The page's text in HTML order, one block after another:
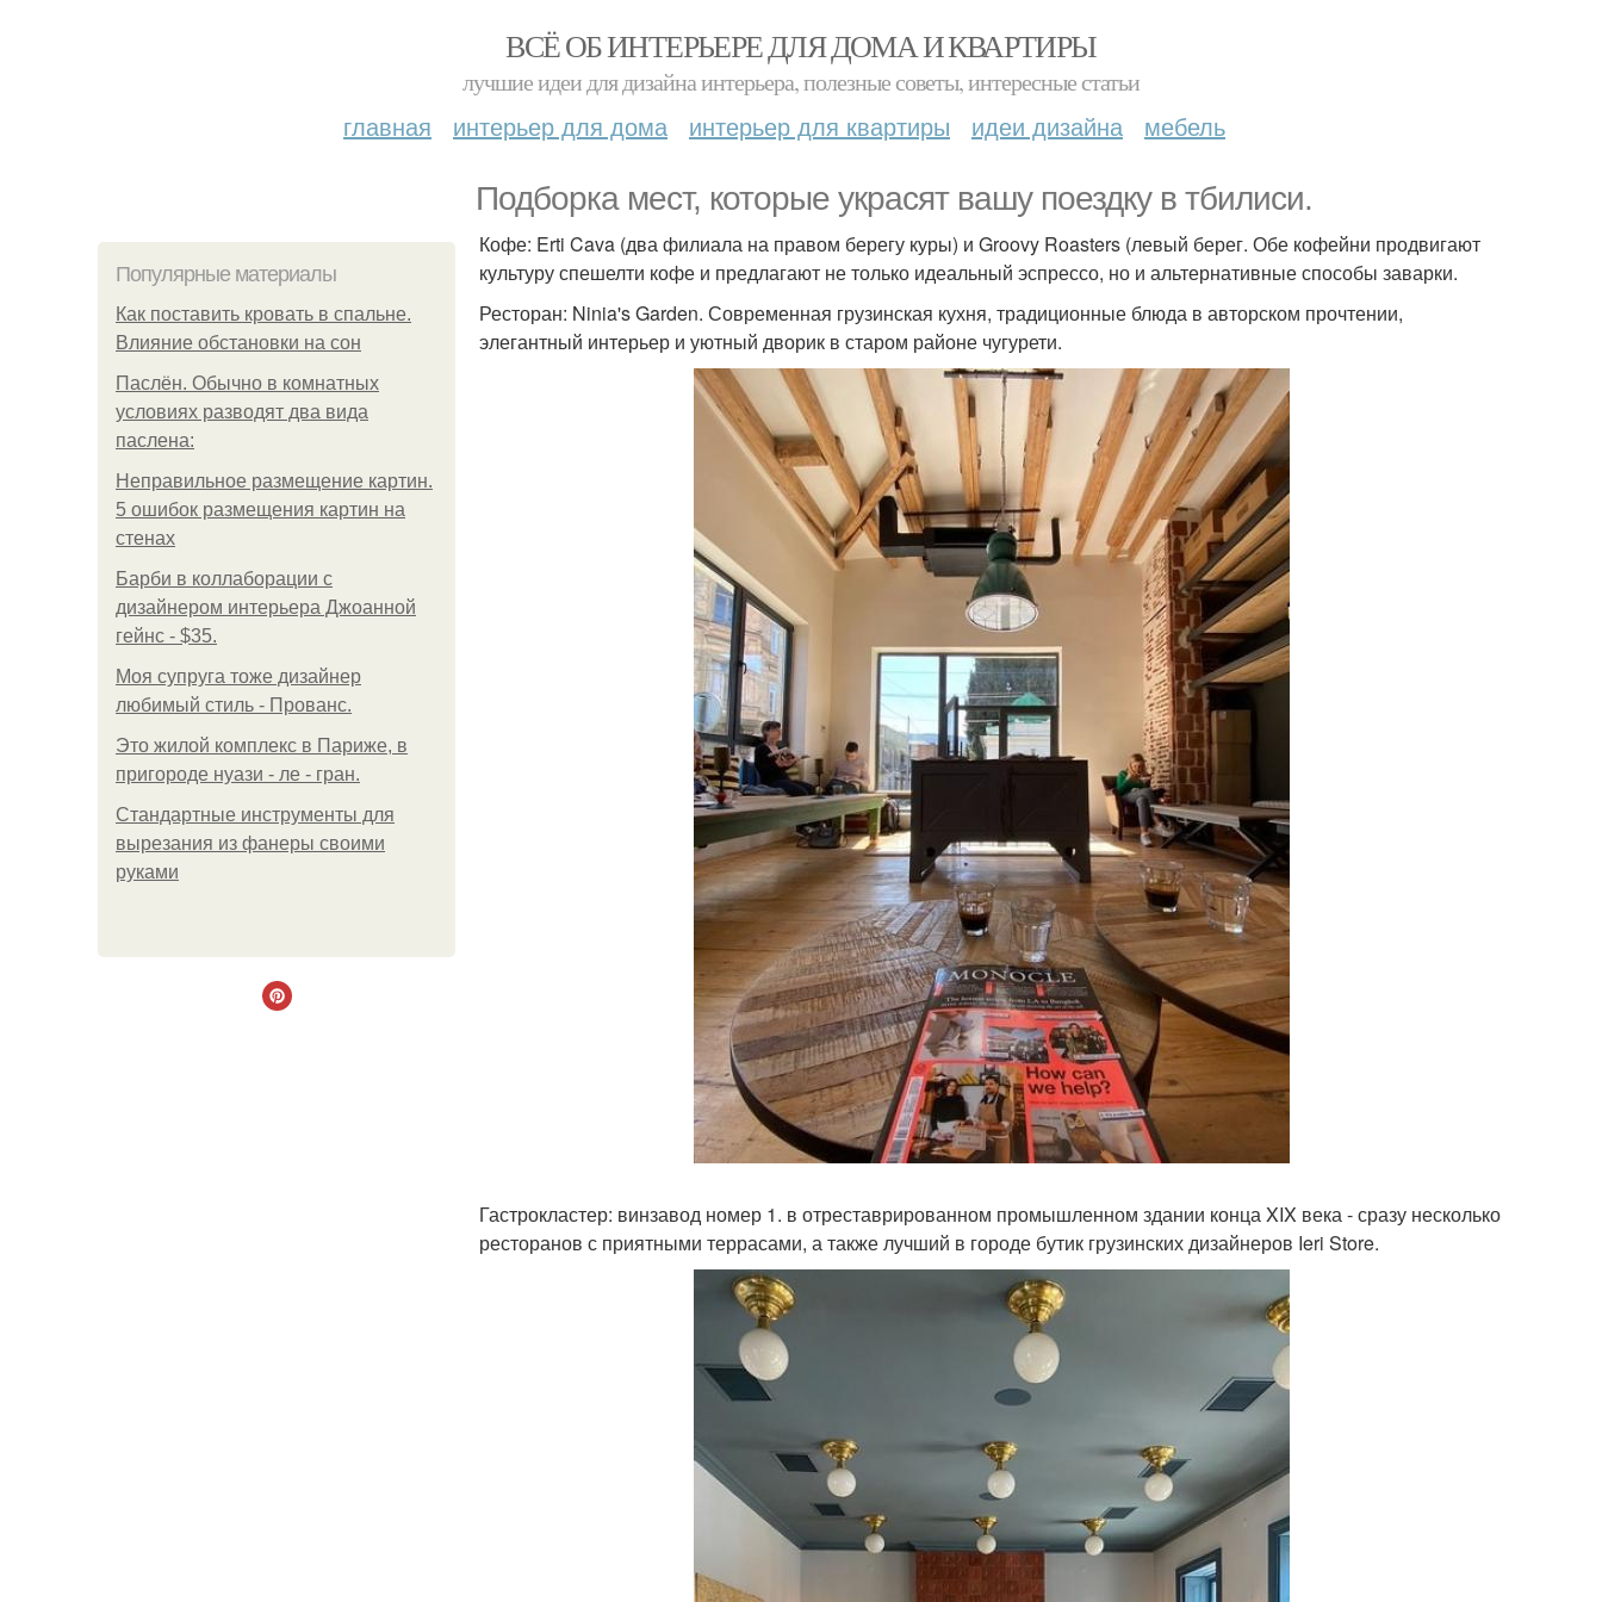
ВСЁ ОБ ИНТЕРЬЕРЕ ДЛЯ ДОМА И КВАРТИРЫ
лучшие идеи для дизайна интерьера, полезные советы, интересные статьи
главная интерьер для дома интерьер для квартиры идеи дизайна мебель
Подборка мест, которые украсят вашу поездку в тбилиси.
Популярные материалы
Как поставить кровать в спальне.
Влияние обстановки на сон
Паслён. Обычно в комнатных
условиях разводят два вида
паслена:
Неправильное размещение картин.
5 ошибок размещения картин на
стенах
Барби в коллаборации с
дизайнером интерьера Джоанной
гейнс - $35.
Моя супруга тоже дизайнер
любимый стиль - Прованс.
Это жилой комплекс в Париже, в
пригороде нуази - ле - гран.
Стандартные инструменты для
вырезания из фанеры своими
руками
Кофе: Erti Cava (два филиала на правом берегу куры) и Groovy Roasters (левый берег. Обе кофейни продвигают
культуру спешелти кофе и предлагают не только идеальный эспрессо, но и альтернативные способы заварки.
Ресторан: Ninia's Garden. Современная грузинская кухня, традиционные блюда в авторском прочтении,
элегантный интерьер и уютный дворик в старом районе чугурети.
Гастрокластер: винзавод номер 1. в отреставрированном промышленном здании конца XIX века - сразу несколько
ресторанов с приятными террасами, а также лучший в городе бутик грузинских дизайнеров Ieri Store.